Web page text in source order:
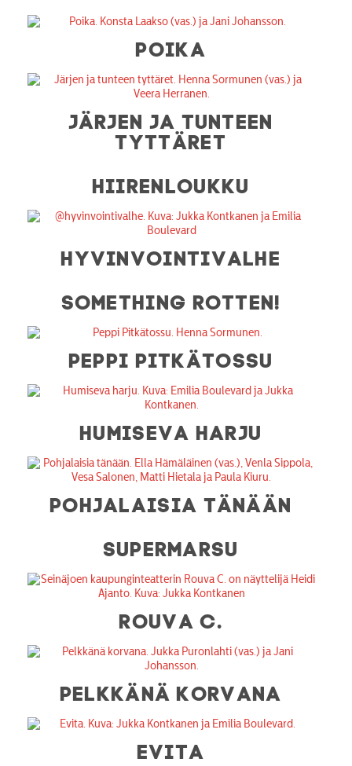
POIKA
JÄRJEN JA TUNTEEN
TYTTÄRET
HIIRENLOUKKU
HYVINVOINTIVALHE
SOMETHING ROTTEN!
PEPPI PITKÄTOSSU
HUMISEVA HARJU
POHJALAISIA TÄNÄÄN
SUPERMARSU
ROUVA C.
PELKKÄNÄ KORVANA
EVITA